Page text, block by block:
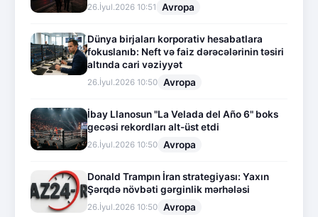
26.İyul.2026 10:51 Avropa
Dünya birjaları korporativ hesabatlara
fokuslanıb: Neft və faiz dərəcələrinin təsiri
altında cari vəziyyət
26.İyul.2026 10:50 Avropa
İbay Llanosun "La Velada del Año 6" boks
gecəsi rekordları alt-üst etdi
26.İyul.2026 10:50 Avropa
Donald Trampın İran strategiyası: Yaxın
Şərqdə növbəti gərginlik mərhələsi
26.İyul.2026 10:50 Avropa